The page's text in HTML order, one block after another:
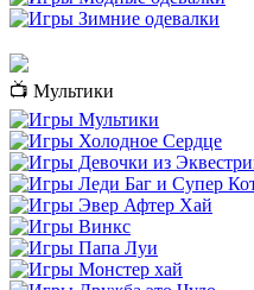
📺 Мультики